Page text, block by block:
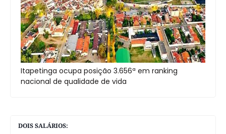
Itapetinga ocupa posição 3.656ª em ranking
nacional de qualidade de vida
DOIS SALÁRIOS: